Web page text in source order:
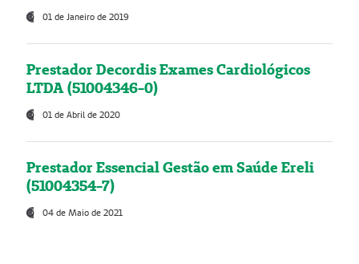
01 de Janeiro de 2019
Prestador Decordis Exames Cardiológicos
LTDA (51004346-0)
01 de Abril de 2020
Prestador Essencial Gestão em Saúde Ereli
(51004354-7)
04 de Maio de 2021